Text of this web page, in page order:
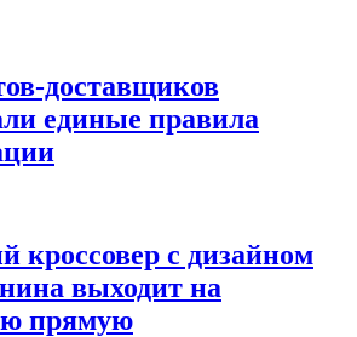
доставщиков
единые правила
кроссовер с дизайном
выходит на
прямую